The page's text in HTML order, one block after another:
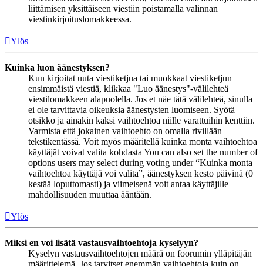
liittämisen yksittäiseen viestiin poistamalla valinnan
viestinkirjoituslomakkeessa.
Ylös
Kuinka luon äänestyksen?
Kun kirjoitat uuta viestiketjua tai muokkaat viestiketjun
ensimmäistä viestiä, klikkaa "Luo äänestys"-välilehteä
viestilomakkeen alapuolella. Jos et näe tätä välilehteä, sinulla
ei ole tarvittavia oikeuksia äänestysten luomiseen. Syötä
otsikko ja ainakin kaksi vaihtoehtoa niille varattuihin kenttiin.
Varmista että jokainen vaihtoehto on omalla rivillään
tekstikentässä. Voit myös määritellä kuinka monta vaihtoehtoa
käyttäjät voivat valita kohdasta You can also set the number of
options users may select during voting under “Kuinka monta
vaihtoehtoa käyttäjä voi valita”, äänestyksen kesto päivinä (0
kestää loputtomasti) ja viimeisenä voit antaa käyttäjille
mahdollisuuden muuttaa ääntään.
Ylös
Miksi en voi lisätä vastausvaihtoehtoja kyselyyn?
Kyselyn vastausvaihtoehtojen määrä on foorumin ylläpitäjän
määrittelemä. Jos tarvitset enemmän vaihtoehtoja kuin on